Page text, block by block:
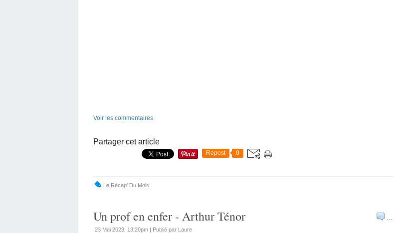
Voir les commentaires
Partager cet article
Repost 0
Le Récap' Du Mois
…
Un prof en enfer - Arthur Ténor
23 Mai 2023, 13:20pm | Publié par Laure